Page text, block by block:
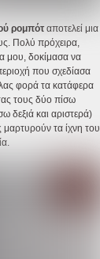
ρομπόταποτελεί μια
Πολύ πρόχειρα,
μου, δοκίμασα να
που σχεδίασα
φορά τα κατάφερα
τους δύο πίσω
δεξιά και αριστερά)
τα ίχνη του